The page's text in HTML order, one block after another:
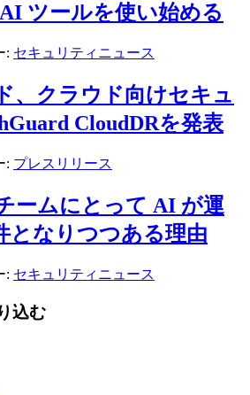
ツールを使い始める
: セキュリティニュース
、クラウド向けセキュ
CloudDRを発表
: プレスリリース
ームにとって AI が運
となりつつある理由
: セキュリティニュース
込む